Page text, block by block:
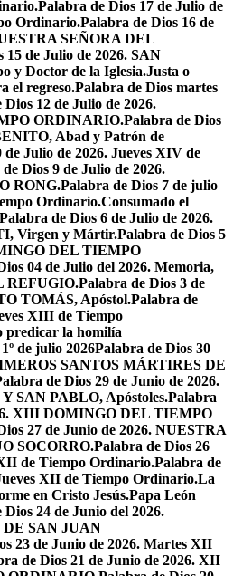
Palabra de Dios 17 de Julio de
Ordinario.Palabra de Dios 16 de
SEÑORA DEL
15 de Julio de 2026. SAN
y Doctor de la Iglesia.Justa o
el regreso.Palabra de Dios martes
Dios 12 de Julio de 2026.
ORDINARIO.Palabra de Dios
Abad y Patrón de
de Julio de 2026. Jueves XIV de
Dios 9 de Julio de 2026.
RONG.Palabra de Dios 7 de julio
Ordinario.Consumado el
Palabra de Dios 6 de Julio de 2026.
Virgen y Mártir.Palabra de Dios 5
DEL TIEMPO
04 de Julio del 2026. Memoria,
REFUGIO.Palabra de Dios 3 de
TOMÁS, Apóstol.Palabra de
XIII de Tiempo
predicar la homilía
de julio 2026Palabra de Dios 30
SANTOS MÁRTIRES DE
de Dios 29 de Junio de 2026.
SAN PABLO, Apóstoles.Palabra
XIII DOMINGO DEL TIEMPO
27 de Junio de 2026. NUESTRA
SOCORRO.Palabra de Dios 26
de Tiempo Ordinario.Palabra de
XII de Tiempo Ordinario.La
en Cristo Jesús.Papa León
Dios 24 de Junio del 2026.
SAN JUAN
23 de Junio de 2026. Martes XII
de Dios 21 de Junio de 2026. XII